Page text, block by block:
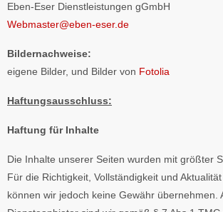
Eben-Eser Dienstleistungen gGmbH
Webmaster@eben-eser.de
Bildernachweise:
eigene Bilder, und Bilder von Fotolia
Haftungsausschluss:
Haftung für Inhalte
Die Inhalte unserer Seiten wurden mit größter
Für die Richtigkeit, Vollständigkeit und
können wir jedoch keine Gewähr übernehmen.